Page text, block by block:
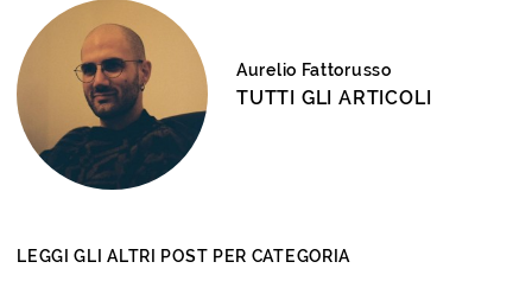
Aurelio Fattorusso
TUTTI GLI ARTICOLI
LEGGI GLI ALTRI POST PER CATEGORIA